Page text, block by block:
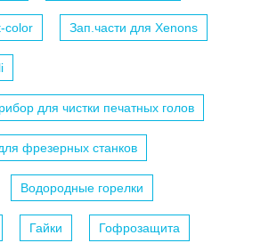
color Зап.части для Xenons
для чистки печатных голов
фрезерных станков
Водородные горелки
Гайки Гофрозащита